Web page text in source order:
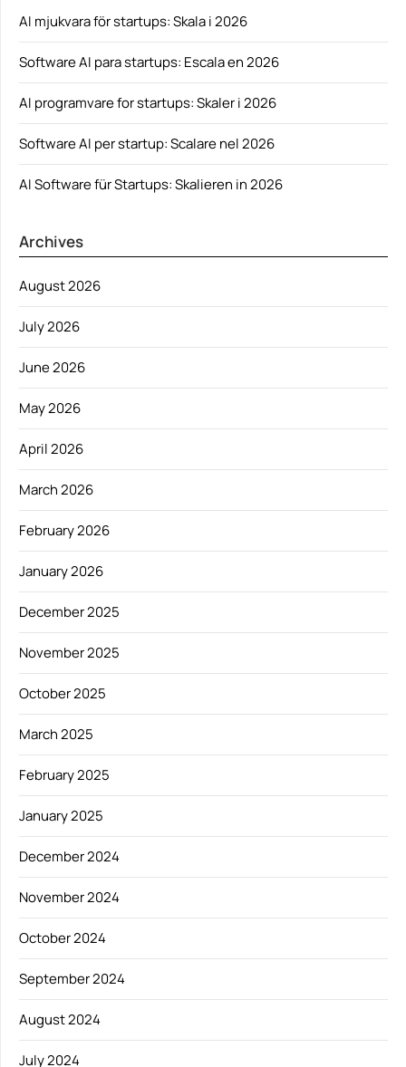
AI mjukvara för startups: Skala i 2026
Software AI para startups: Escala en 2026
AI programvare for startups: Skaler i 2026
Software AI per startup: Scalare nel 2026
AI Software für Startups: Skalieren in 2026
Archives
August 2026
July 2026
June 2026
May 2026
April 2026
March 2026
February 2026
January 2026
December 2025
November 2025
October 2025
March 2025
February 2025
January 2025
December 2024
November 2024
October 2024
September 2024
August 2024
July 2024